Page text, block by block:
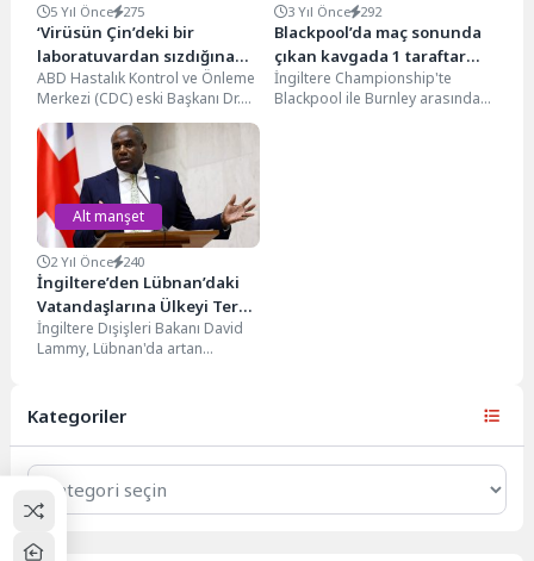
5 Yıl Önce 275
‘Virüsün Çin’deki bir
laboratuvardan sızdığına
inanıyorum’
ABD Hastalık Kontrol ve Önleme
Merkezi (CDC) eski Başkanı Dr.
Robert Redfield, Amerikan haber
kanalı...
3 Yıl Önce 292
Blackpool’da maç sonunda
çıkan kavgada 1 taraftar
hayatını kaybetti
İngiltere Championship'te
Blackpool ile Burnley arasında
Alt manşet
2 Yıl Önce 240
İngiltere’den Lübnan’daki
Vatandaşlarına Ülkeyi Terk
Etme Çağrısı
İngiltere Dışişleri Bakanı David
Lammy, Lübnan'da artan
Başbakanı...
Kategoriler
Kategoriler